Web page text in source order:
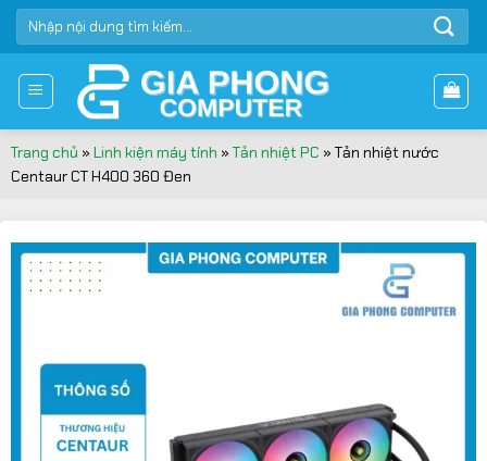
Bỏ
qua
dung
TÌM
KIẾM:
Trang chủ » Linh kiện máy tính » Tản nhiệt PC » Tản nhiệt nước
Centaur CT H400 360 Đen